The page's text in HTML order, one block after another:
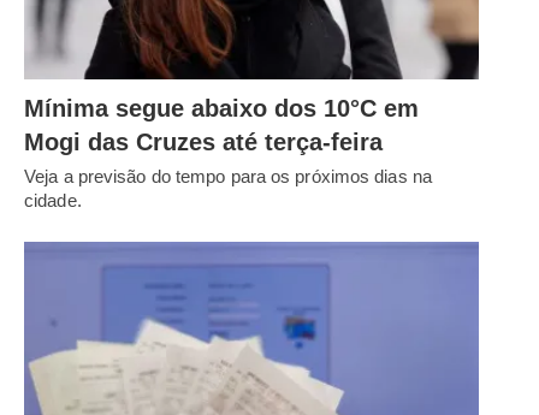
Mínima segue abaixo dos 10°C em
Mogi das Cruzes até terça-feira
Veja a previsão do tempo para os próximos dias na
cidade.